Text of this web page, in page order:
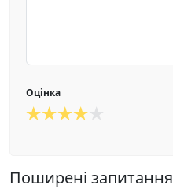
Оцінка
Поширені запитання